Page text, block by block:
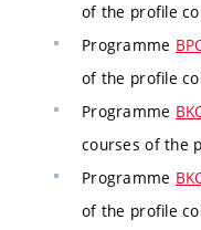
of the profile
Programme
of the profile
Programme
courses of the
Programme
of the profile